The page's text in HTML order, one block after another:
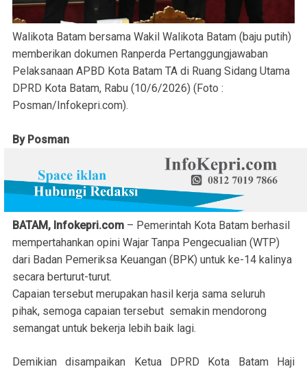
Walikota Batam bersama Wakil Walikota Batam (baju putih)
memberikan dokumen Ranperda Pertanggungjawaban
Pelaksanaan APBD Kota Batam TA di Ruang Sidang Utama
DPRD Kota Batam, Rabu (10/6/2026) (Foto :
Posman/Infokepri.com).
By Posman
BATAM, Infokepri.com – Pemerintah Kota Batam berhasil
mempertahankan opini Wajar Tanpa Pengecualian (WTP)
dari Badan Pemeriksa Keuangan (BPK) untuk ke-14 kalinya
secara berturut-turut.
Capaian tersebut merupakan hasil kerja sama seluruh
pihak, semoga capaian tersebut semakin mendorong
semangat untuk bekerja lebih baik lagi.
Demikian disampaikan Ketua DPRD Kota Batam Haji